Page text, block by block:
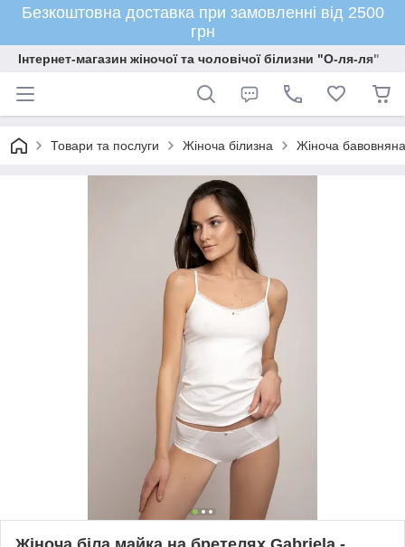
Безкоштовна доставка при замовленні від 2500
грн
Інтернет-магазин жіночої та чоловічої білизни "О-ля-ля"
Товари та послуги Жіноча білизна Жіноча бавовняна